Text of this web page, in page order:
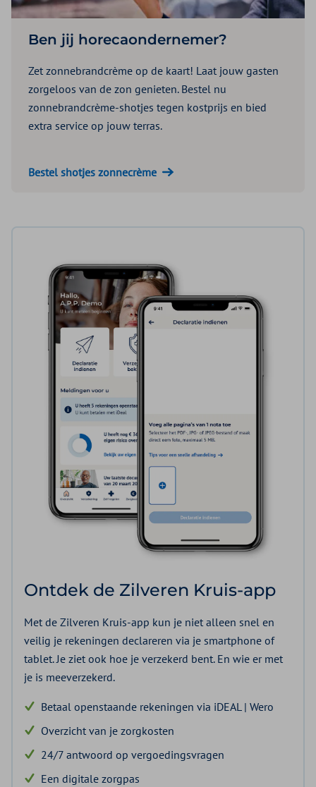
Ben jij horecaondernemer?
Zet zonnebrandcrème op de kaart! Laat jouw gasten
zorgeloos van de zon genieten. Bestel nu
zonnebrandcrème-shotjes tegen kostprijs en bied
extra service op jouw terras.
Bestel shotjes zonnecrème
Ontdek de Zilveren Kruis-app
Met de Zilveren Kruis-app kun je niet alleen snel en
veilig je rekeningen declareren via je smartphone of
tablet. Je ziet ook hoe je verzekerd bent. En wie er met
je is meeverzekerd.
Betaal openstaande rekeningen via iDEAL | Wero
Overzicht van je zorgkosten
24/7 antwoord op vergoedingsvragen
Een digitale zorgpas